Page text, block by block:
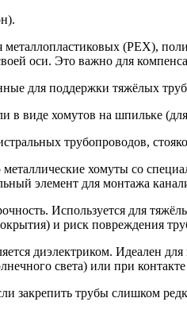
металлопластиковых (PEX),
оси. Это важно для
для поддержки тяжёлых
виде хомутов на шпильке
трубопроводов,
хомуты со
элемент для монтажа
Используется для
и риск повреждения
диэлектриком. Идеален
света) или при
закрепить трубы слишком